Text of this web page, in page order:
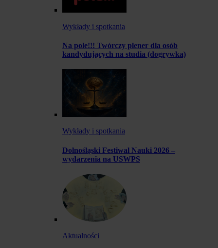
Wykłady i spotkania
Na pole!!! Twórczy plener dla osób
kandydujących na studia (dogrywka)
Wykłady i spotkania
Dolnośląski Festiwal Nauki 2026 –
wydarzenia na USWPS
Aktualności